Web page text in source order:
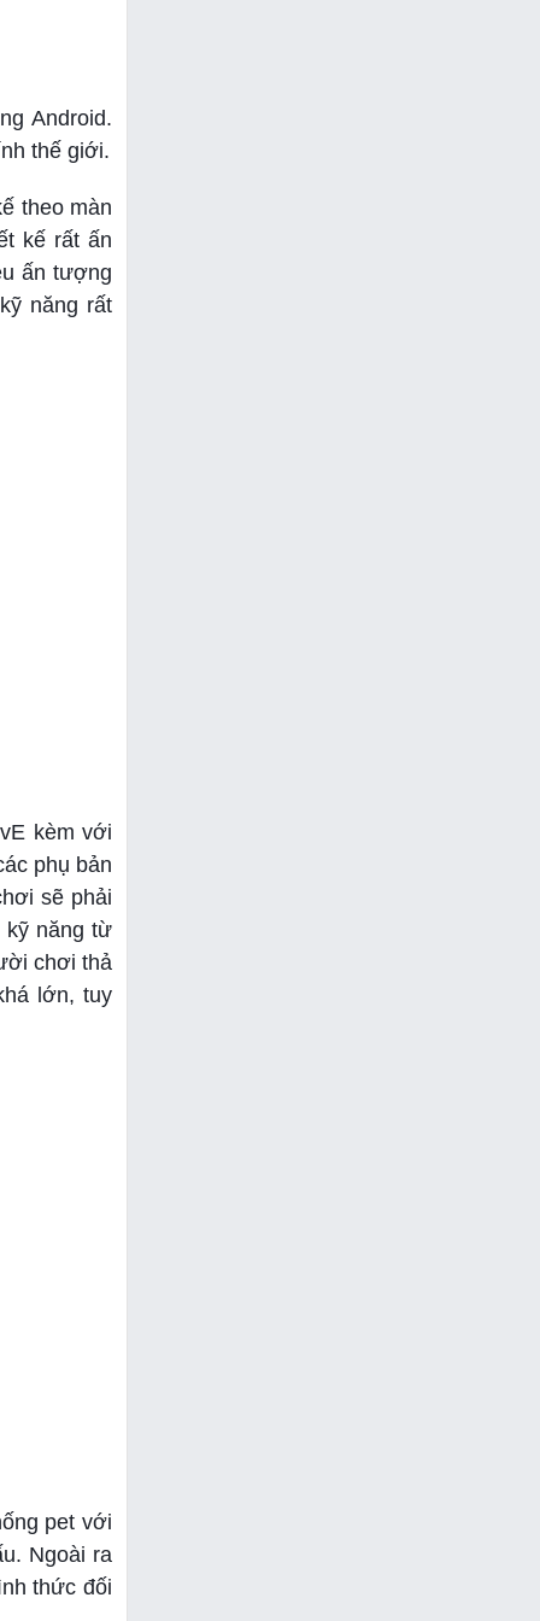
Android.
thế giới.
theo màn
kế rất ấn
ấn tượng
năng rất
kèm với
phụ bản
sẽ phải
kỹ năng từ
chơi thả
lớn, tuy
pet với
Ngoài ra
thức đối